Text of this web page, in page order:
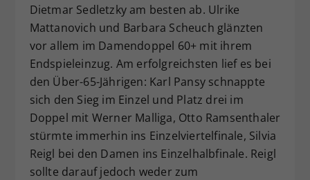
Dietmar Sedletzky am besten ab. Ulrike
Mattanovich und Barbara Scheuch glänzten
vor allem im Damendoppel 60+ mit ihrem
Endspieleinzug. Am erfolgreichsten lief es bei
den Über-65-Jährigen: Karl Pansy schnappte
sich den Sieg im Einzel und Platz drei im
Doppel mit Werner Malliga, Otto Ramsenthaler
stürmte immerhin ins Einzelviertelfinale, Silvia
Reigl bei den Damen ins Einzelhalbfinale. Reigl
sollte darauf jedoch weder zum